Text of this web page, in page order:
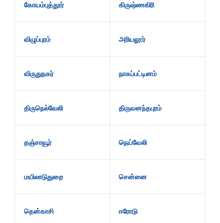
கோயம்புத்தூர் கிருஷ்ணகிரி
விழுப்புரம் அரியலூர்
விருதுநகர் நாகப்பட்டினம்
திருநெல்வேலி திருவனந்தபுரம்
தஞ்சாவூர் நெய்வேலி
மயிலாடுதுறை சென்னை
தென்காசி ஈரோடு